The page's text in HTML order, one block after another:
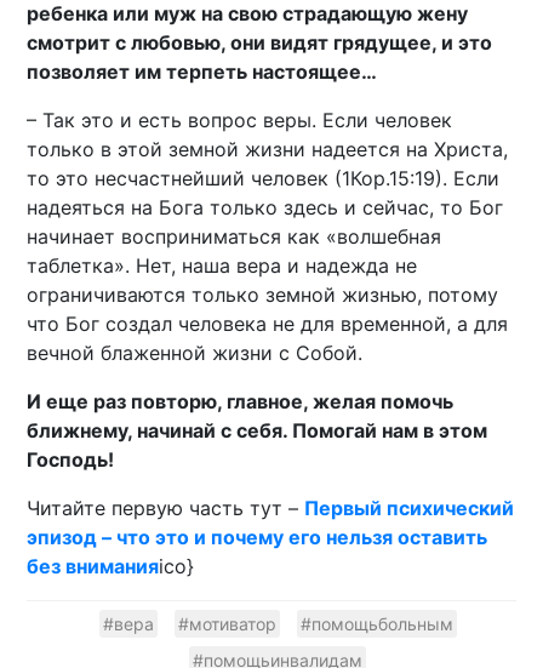
ребенка или муж на свою страдающую жену
смотрит с любовью, они видят грядущее, и это
позволяет им терпеть настоящее…
– Так это и есть вопрос веры. Если человек
только в этой земной жизни надеется на Христа,
то это несчастнейший человек (1Кор.15:19). Если
надеяться на Бога только здесь и сейчас, то Бог
начинает восприниматься как «волшебная
таблетка». Нет, наша вера и надежда не
ограничиваются только земной жизнью, потому
что Бог создал человека не для временной, а для
вечной блаженной жизни с Собой.
И еще раз повторю, главное, желая помочь
ближнему, начинай с себя. Помогай нам в этом
Господь!
Читайте первую часть тут – Первый психический
эпизод – что это и почему его нельзя оставить
без вниманияico}
#вера #мотиватор
#помощьбольным
#помощьинвалидам